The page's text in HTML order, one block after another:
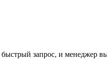
быстрый запрос, и менеджер